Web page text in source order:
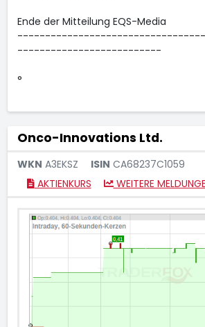
Ende der Mitteilung EQS-Media
--------------------------
°
Onco-Innovations Ltd.
WKN A3EKSZ ISIN CA68237C1059
AKTIENKURS
WEITERE